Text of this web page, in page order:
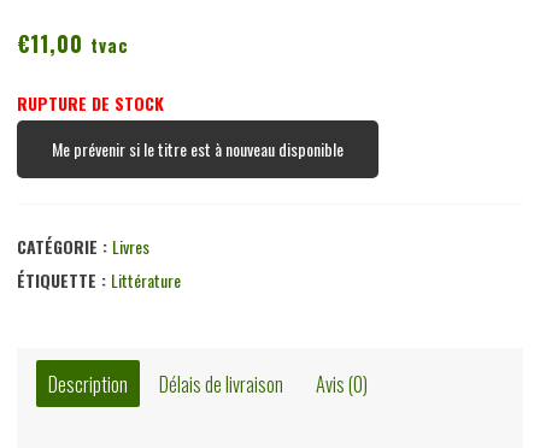
€11,00 tvac
RUPTURE DE STOCK
Me prévenir si le titre est à nouveau disponible
CATÉGORIE : Livres
ÉTIQUETTE : Littérature
Description Délais de livraison Avis (0)